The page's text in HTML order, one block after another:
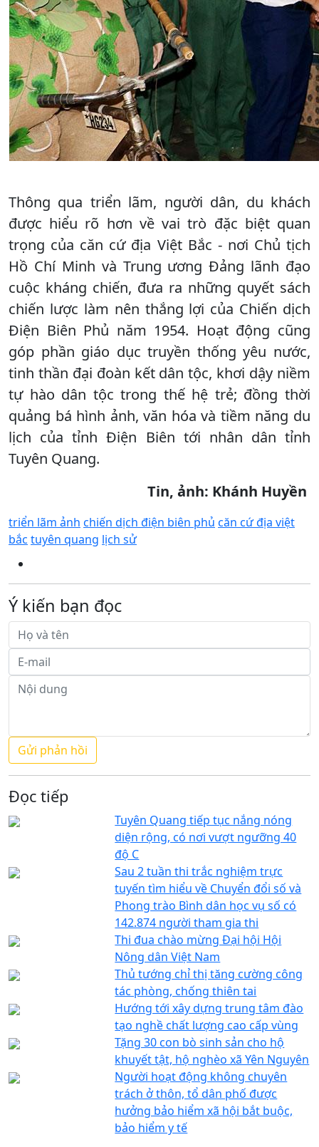
Thông qua triển lãm, người dân, du khách
được hiểu rõ hơn về vai trò đặc biệt quan
trọng của căn cứ địa Việt Bắc - nơi Chủ tịch
Hồ Chí Minh và Trung ương Đảng lãnh đạo
cuộc kháng chiến, đưa ra những quyết sách
chiến lược làm nên thắng lợi của Chiến dịch
Điện Biên Phủ năm 1954. Hoạt động cũng
góp phần giáo dục truyền thống yêu nước,
tinh thần đại đoàn kết dân tộc, khơi dậy niềm
tự hào dân tộc trong thế hệ trẻ; đồng thời
quảng bá hình ảnh, văn hóa và tiềm năng du
lịch của tỉnh Điện Biên tới nhân dân tỉnh
Tuyên Quang.
Tin, ảnh: Khánh Huyền
triển lãm ảnh chiến dịch điện biên phủ căn cứ địa việt
bắc tuyên quang lịch sử
Ý kiến bạn đọc
Đọc tiếp
Tuyên Quang tiếp tục nắng nóng
diện rộng, có nơi vượt ngưỡng 40
độ C
Sau 2 tuần thi trắc nghiệm trực
tuyến tìm hiểu về Chuyển đổi số và
Phong trào Bình dân học vụ số có
142.874 người tham gia thi
Thi đua chào mừng Đại hội Hội
Nông dân Việt Nam
Thủ tướng chỉ thị tăng cường công
tác phòng, chống thiên tai
Hướng tới xây dựng trung tâm đào
tạo nghề chất lượng cao cấp vùng
Tặng 30 con bò sinh sản cho hộ
khuyết tật, hộ nghèo xã Yên Nguyên
Người hoạt động không chuyên
trách ở thôn, tổ dân phố được
hưởng bảo hiểm xã hội bắt buộc,
bảo hiểm y tế